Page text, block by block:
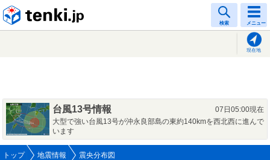
検索 メニュー
現在地
台風13号情報
07日05:00現在
大型で強い台風13号が沖永良部島の東約140kmを西北西に進んで
います
トップ 地震情報 震央分布図